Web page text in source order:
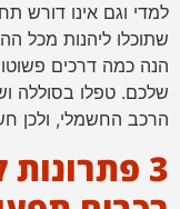
למדי וגם אינו דורש
שתוכלו ליהנות מכל
הנה כמה דרכים
שלכם. טפלו בסוללה
הרכב החשמלי, ולכן
3